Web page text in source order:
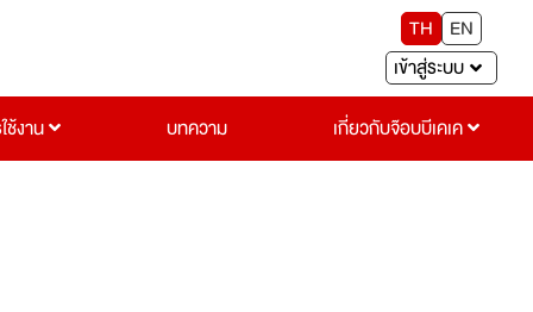
TH
EN
เข้าสู่ระบบ
ช้งาน
บทความ เกี่ยวกับจ๊อบบีเคเค